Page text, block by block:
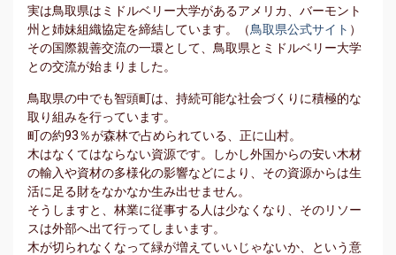
実は鳥取県はミドルベリー大学があるアメリカ、バーモント
州と姉妹組織協定を締結しています。（鳥取県公式サイト ）
その国際親善交流の一環として、鳥取県とミドルベリー大学
との交流が始まりました。
鳥取県の中でも智頭町は、持続可能な社会づくりに積極的な
取り組みを行っています。
町の約93％が森林で占められている、正に山村。
木はなくてはならない資源です。しかし外国からの安い木材
の輸入や資材の多様化の影響などにより、その資源からは生
活に足る財をなかなか生み出せません。
そうしますと、林業に従事する人は少なくなり、そのリソー
スは外部へ出て行ってしまいます。
木が切られなくなって緑が増えていいじゃないか、という意